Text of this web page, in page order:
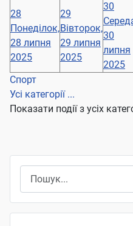
28
Понеділок,
28 липня
2025
29
Вівторок,
29 липня
2025
30
30
липня
2025
Спорт
Усі категорії ...
Показати події з усіх